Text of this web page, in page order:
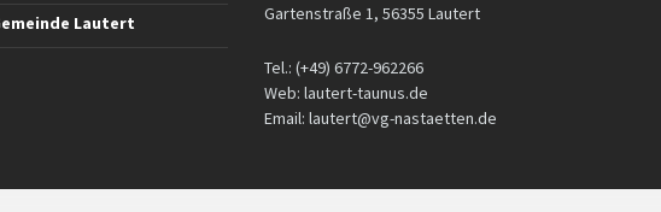
Lautert
Gartenstraße 1, 56355 Lautert
Tel.: (+49) 6772-962266
Web: lautert-taunus.de
Email: lautert@vg-nastaetten.de